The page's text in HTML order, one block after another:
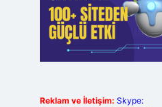
Reklam ve İletişim: Skype: